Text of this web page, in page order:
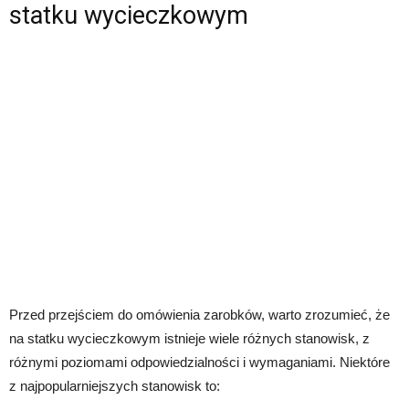
statku wycieczkowym
Przed przejściem do omówienia zarobków, warto zrozumieć, że
na statku wycieczkowym istnieje wiele różnych stanowisk, z
różnymi poziomami odpowiedzialności i wymaganiami. Niektóre
z najpopularniejszych stanowisk to: